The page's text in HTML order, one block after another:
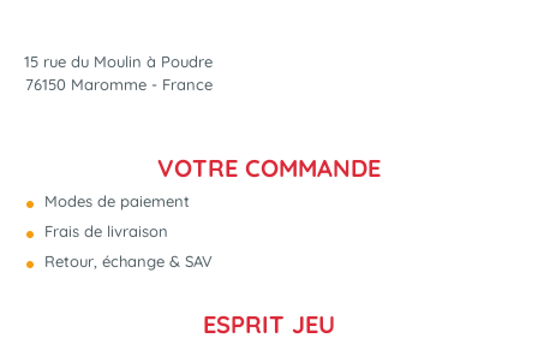
15 rue du Moulin à Poudre
76150 Maromme - France
VOTRE COMMANDE
Modes de paiement
Frais de livraison
Retour, échange & SAV
ESPRIT JEU